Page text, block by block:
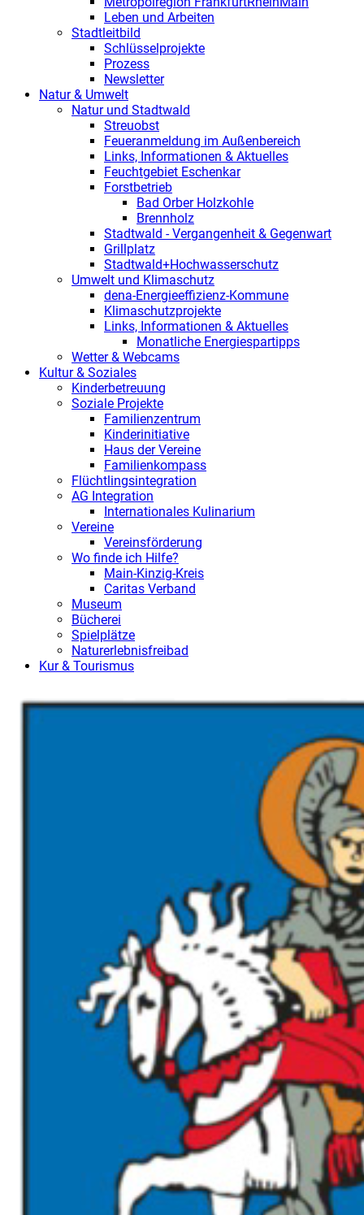
Leben und Arbeiten
Stadtleitbild
Schlüsselprojekte
Prozess
Newsletter
Natur & Umwelt
Natur und Stadtwald
Streuobst
Feueranmeldung im Außenbereich
Links, Informationen & Aktuelles
Feuchtgebiet Eschenkar
Forstbetrieb
Bad Orber Holzkohle
Brennholz
Stadtwald - Vergangenheit & Gegenwart
Grillplatz
Stadtwald+Hochwasserschutz
Umwelt und Klimaschutz
dena-Energieeffizienz-Kommune
Klimaschutzprojekte
Links, Informationen & Aktuelles
Monatliche Energiespartipps
Wetter & Webcams
Kultur & Soziales
Kinderbetreuung
Soziale Projekte
Familienzentrum
Kinderinitiative
Haus der Vereine
Familienkompass
Flüchtlingsintegration
AG Integration
Internationales Kulinarium
Vereine
Vereinsförderung
Wo finde ich Hilfe?
Main-Kinzig-Kreis
Caritas Verband
Museum
Bücherei
Spielplätze
Naturerlebnisfreibad
Kur & Tourismus